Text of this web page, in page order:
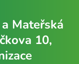
Mateřská
10,